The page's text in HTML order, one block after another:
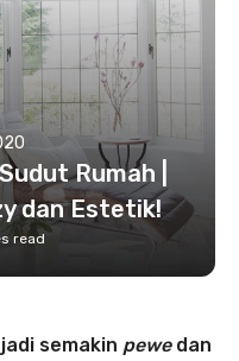
Rumah |
dan Estetik!
read
semakin pewe dan